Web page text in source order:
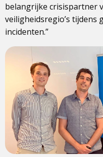
belangrijke crisispartner
veiligheidsregio’s tijdens
incidenten.”